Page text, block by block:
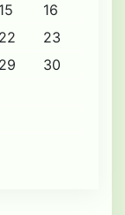
15
16
22
23
29
30